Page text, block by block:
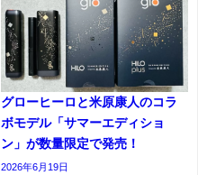
グローヒーロと米原康人のコラ
ボモデル「サマーエディショ
ン」が数量限定で発売！
2026年6月19日